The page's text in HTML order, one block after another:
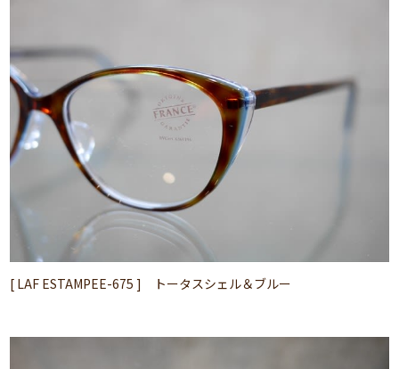
[ LAF ESTAMPEE-675 ] トータスシェル＆ブルー